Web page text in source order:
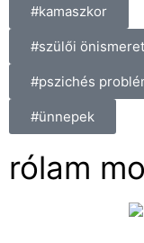
#kamaszkor
#szülői önismeret
#pszichés
#ünnepek
rólam